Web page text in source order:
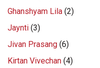
Ghanshyam Lila (2)
Jaynti (3)
Jivan Prasang (6)
Kirtan Vivechan (4)